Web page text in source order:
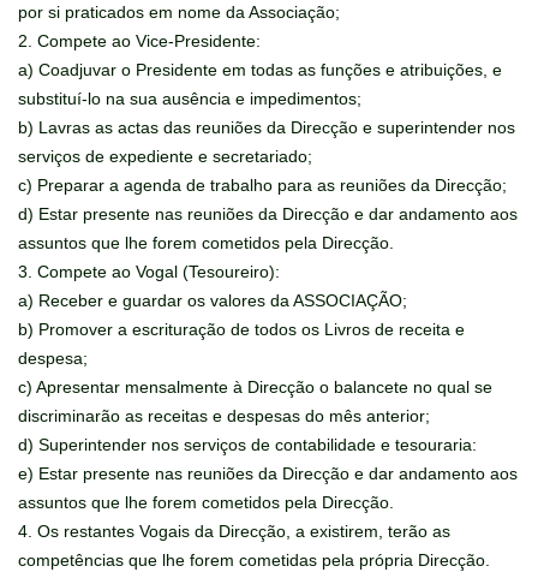
por si praticados em nome da Associação;
2. Compete ao Vice-Presidente:
a) Coadjuvar o Presidente em todas as funções e atribuições, e
substituí-lo na sua ausência e impedimentos;
b) Lavras as actas das reuniões da Direcção e superintender nos
serviços de expediente e secretariado;
c) Preparar a agenda de trabalho para as reuniões da Direcção;
d) Estar presente nas reuniões da Direcção e dar andamento aos
assuntos que lhe forem cometidos pela Direcção.
3. Compete ao Vogal (Tesoureiro):
a) Receber e guardar os valores da ASSOCIAÇÃO;
b) Promover a escrituração de todos os Livros de receita e
despesa;
c) Apresentar mensalmente à Direcção o balancete no qual se
discriminarão as receitas e despesas do mês anterior;
d) Superintender nos serviços de contabilidade e tesouraria:
e) Estar presente nas reuniões da Direcção e dar andamento aos
assuntos que lhe forem cometidos pela Direcção.
4. Os restantes Vogais da Direcção, a existirem, terão as
competências que lhe forem cometidas pela própria Direcção.